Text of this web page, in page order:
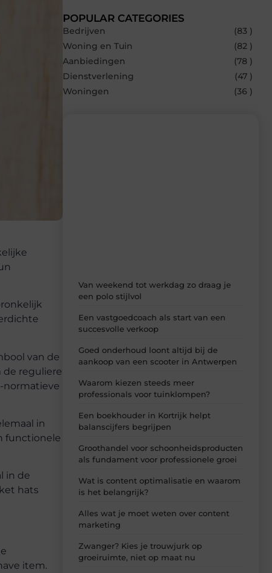
van de
reguliere
normatieve
in
functionele
in de
hats
item.
POPULAR CATEGORIES
Bedrijven
(83 )
Woning en Tuin
(82 )
Aanbiedingen
(78 )
Dienstverlening
(47 )
Woningen
(36 )
Van weekend tot werkdag zo draag je
een polo stijlvol
Een vastgoedcoach als start van een
succesvolle verkoop
Goed onderhoud loont altijd bij de
aankoop van een scooter in Antwerpen
Waarom kiezen steeds meer
professionals voor tuinklompen?
Een boekhouder in Kortrijk helpt
balanscijfers begrijpen
Groothandel voor schoonheidsproducten
als fundament voor professionele groei
Wat is content optimalisatie en waarom
is het belangrijk?
Alles wat je moet weten over content
marketing
Zwanger? Kies je trouwjurk op
groeiruimte, niet op maat nu